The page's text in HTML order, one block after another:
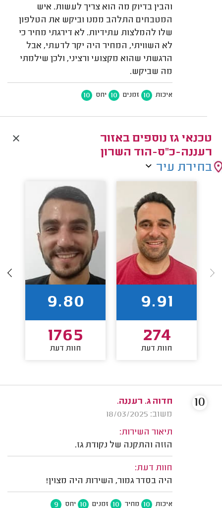
והבין בדיוק מה הוא צריך לעשות. איש
המטבחים התלהב ממנו וביקש את הטלפון
שלו להמלצות עתידיות. לא דירגתי מחיר כי
לא השוויתי, המחיר היה יקר לדעתי, אבל
הרגשתי שהוא מקצועי ורציני, ולכן שילמתי
מה שביקש.
איכות 10 זמנים 10 יחס 10
טכנאי גז נוספים באזור
רעננה-כ"ס-הוד השרון
בחירת עיר
9.91
274
חוות דעת
9.80
1765
חוות דעת
חדוה ג. רעננה.
משוב: 18/03/2025
תיאור השירות:
הזזה והתקנה של נקודת גז.
חוות דעת:
היה בסדר גמור, השירות היה מצוין!
איכות 10 מחיר 10 זמנים 10 יחס 9
10